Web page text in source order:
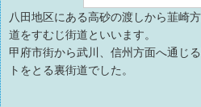
八田地区にある高砂の渡しから韮崎
道をすむじ街道といいます。
甲府市街から武川、信州方面へ通じ
トをとる裏街道でした。